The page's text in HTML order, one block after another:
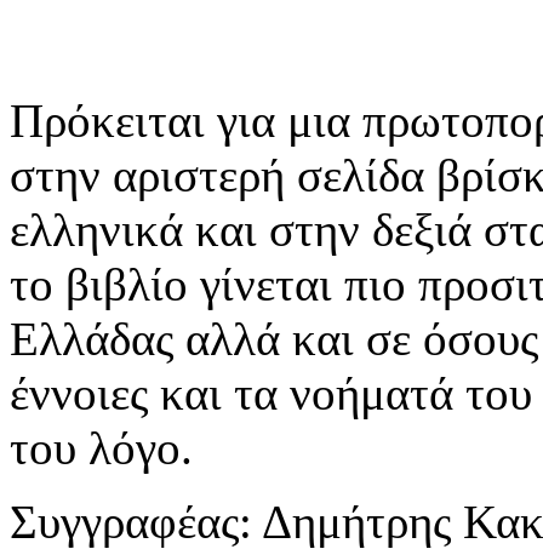
Πρόκειται για μια
στην αριστερή σελίδα
ελληνικά και στην δεξιά
το βιβλίο γίνεται πιο
Ελλάδας αλλά και σε
έννοιες και τα νοήματά
του λόγο.
Συγγραφέας: Δημήτρης